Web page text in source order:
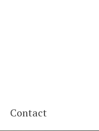
Contact